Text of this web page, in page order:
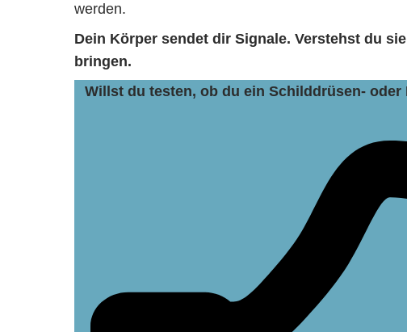
werden.
Dein Körper sendet dir Signale. Verstehst du
bringen.
Willst du testen, ob du ein Schilddrüsen-